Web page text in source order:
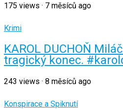
175 views · 7 měsíců ago
Krimi
KAROL DUCHOŇ
tragický konec.
243 views · 8 měsíců ago
Konspirace a Spiknutí